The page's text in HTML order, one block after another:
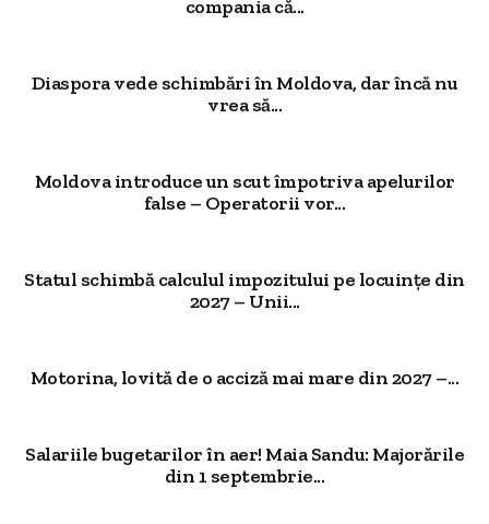
compania că...
Diaspora vede schimbări în Moldova, dar încă nu
vrea să...
Moldova introduce un scut împotriva apelurilor
false – Operatorii vor...
Statul schimbă calculul impozitului pe locuințe din
2027 – Unii...
Motorina, lovită de o acciză mai mare din 2027 –...
Salariile bugetarilor în aer! Maia Sandu: Majorările
din 1 septembrie...